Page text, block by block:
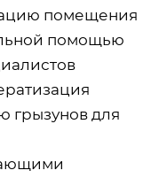
помещения
помощью
грызунов для